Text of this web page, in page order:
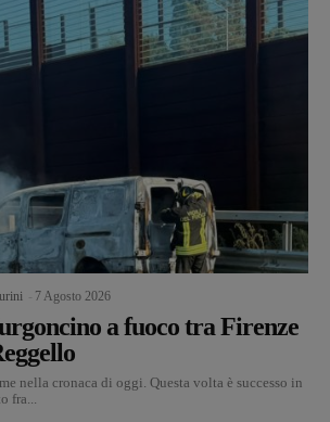
7 Agosto 2026
a fuoco tra Firenze
nella cronaca di oggi. Questa volta è successo in
fra...